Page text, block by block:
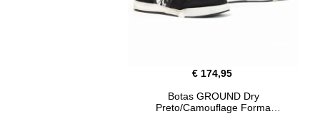
€ 174,95
Botas GROUND Dry
Preto/Camouflage Forma